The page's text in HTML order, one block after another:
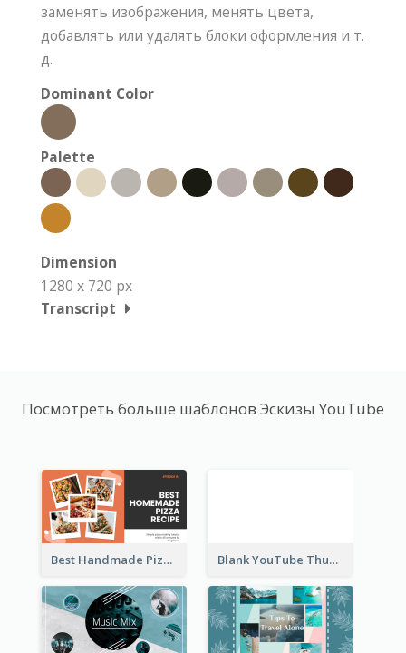
заменять изображения, менять цвета,
добавлять или удалять блоки оформления и т.
д.
Dominant Color
Palette
Dimension
1280 x 720 px
Transcript
Посмотреть больше шаблонов Эскизы YouTube
Best Handmade Pizza Recipe YouTube Thumbnail Blank YouTube Thumbnail